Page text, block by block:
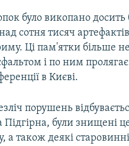
було викопано
сотня тисяч
Ці пам'ятки більше
і по ним
в Києві.
порушень
Підгірна, були знищені
а також деякі